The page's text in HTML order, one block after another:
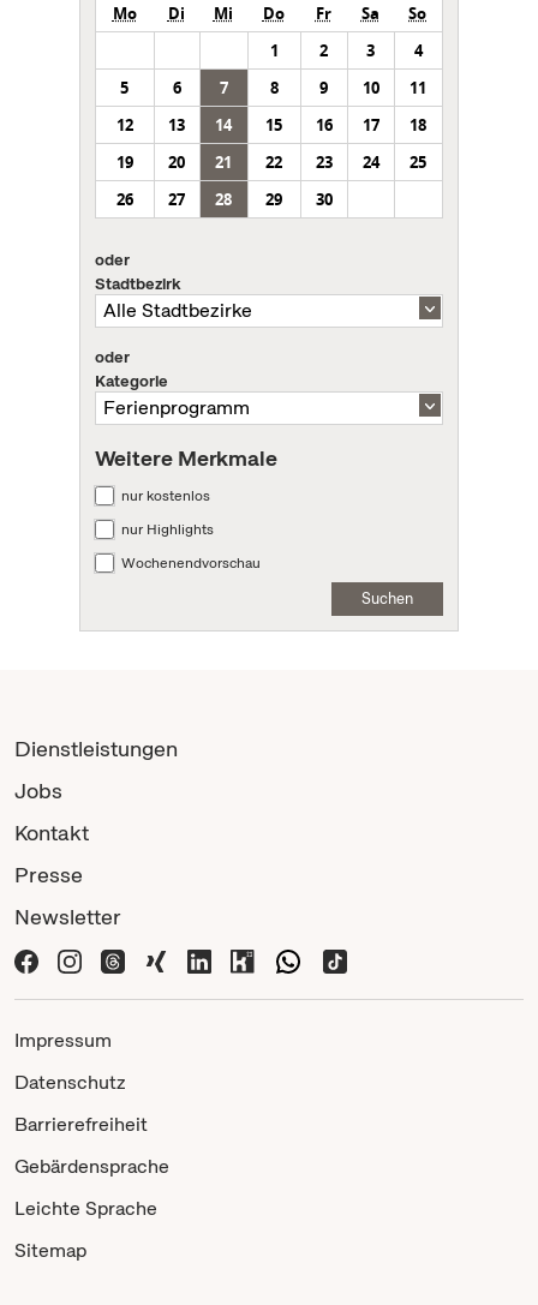
Mo Di Mi Do Fr Sa
So
1
2 3
4
5
6 7 8 9 10
11
12
13 14 15 16 17
18
19
20 21 22 23 24
25
26
27 28 29 30
oder
Stadtbezirk
oder
Kategorie
Weitere Merkmale
nur kostenlos
nur Highlights
Wochenendvorschau
Suchen
Dienstleistungen
Jobs
Kontakt
Presse
Newsletter
Impressum
Datenschutz
Barrierefreiheit
Gebärdensprache
Leichte Sprache
Sitemap